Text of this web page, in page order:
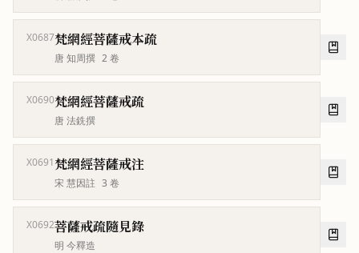
X0687梵網經菩薩戒本疏
唐 知周撰 2卷
X0690梵網經菩薩戒疏
唐 法銑撰
X0691梵網經菩薩戒注
宋 慧因註 3 卷
X0692菩薩戒疏隨見錄
明 今釋造